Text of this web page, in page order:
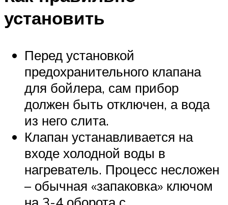
установить
Перед установкой
предохранительного клапана
для бойлера, сам прибор
должен быть отключен, а вода
из него слита.
Клапан устанавливается на
входе холодной воды в
нагреватель. Процесс несложен
– обычная «запаковка» ключом